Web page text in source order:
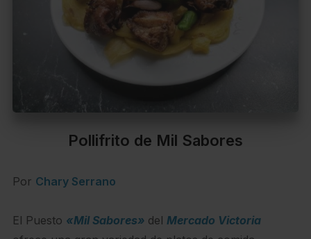
Pollifrito de Mil Sabores
Por Chary Serrano
El Puesto «Mil Sabores» del Mercado Victoria